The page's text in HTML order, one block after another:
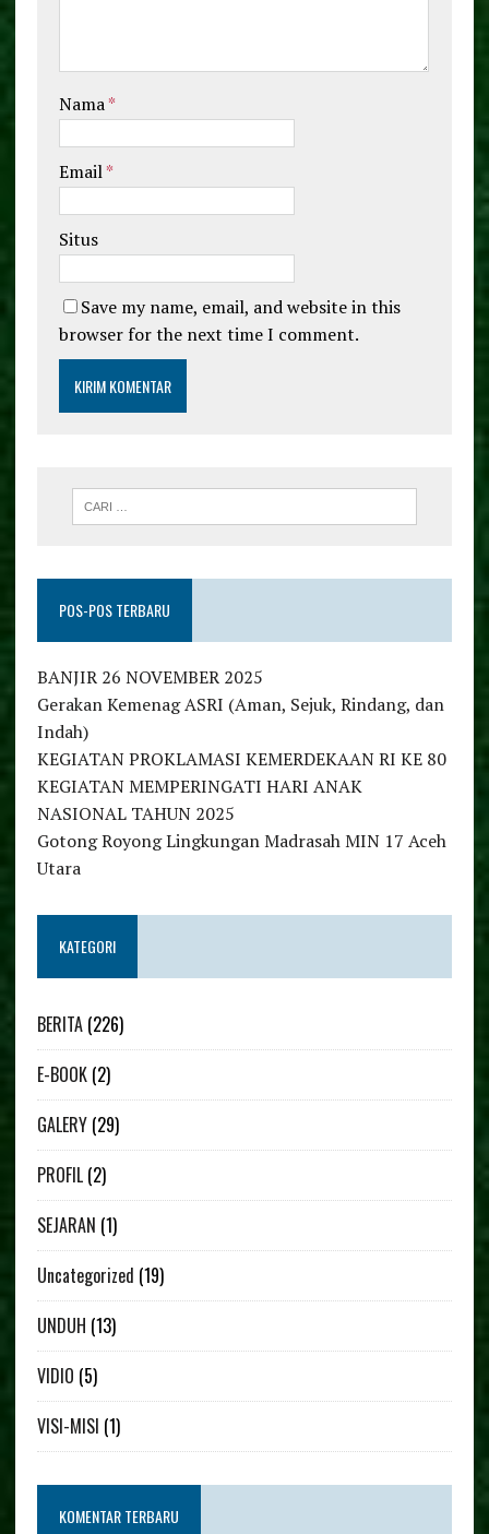
Nama*
Email*
Situs
Save my name, email, and website in this
browser for the next time I comment.
POS-POS TERBARU
BANJIR 26 NOVEMBER 2025
Gerakan Kemenag ASRI (Aman, Sejuk, Rindang, dan
Indah)
KEGIATAN PROKLAMASI KEMERDEKAAN RI KE 80
KEGIATAN MEMPERINGATI HARI ANAK
NASIONAL TAHUN 2025
Gotong Royong Lingkungan Madrasah MIN 17 Aceh
Utara
KATEGORI
BERITA(226)
E-BOOK(2)
GALERY(29)
PROFIL(2)
SEJARAN (1)
Uncategorized (19)
UNDUH (13)
VIDIO (5)
VISI-MISI (1)
KOMENTAR TERBARU